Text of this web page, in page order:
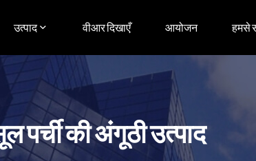
उत्पाद वीआर दिखाएँ आयोजन हमसे
पर्ची की अंगूठी उत्पाद